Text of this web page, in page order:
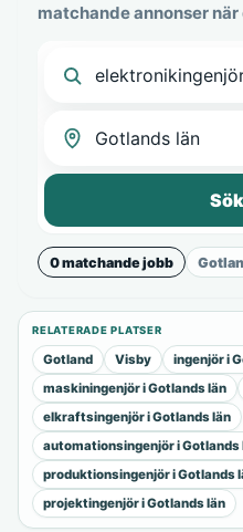
matchande annonser
0 matchande jobb
RELATERADE PLATSER
Gotland Visby
ingenjör i
maskiningenjör i Gotlands län
elkraftsingenjör i Gotlands län
automationsingenjör i Gotlands
produktionsingenjör i Gotlands
projektingenjör i Gotlands län